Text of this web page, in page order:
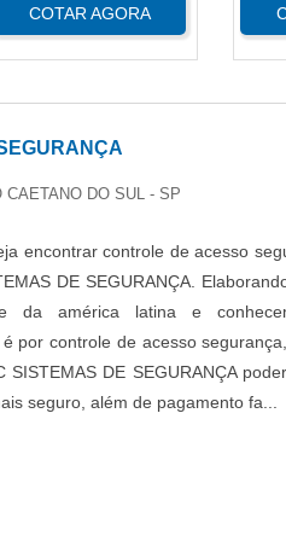
COTAR AGORA
CAETANO DO SUL - SP
encontrar controle de acesso
DE SEGURANÇA.
da américa latina e
por controle de acesso
SISTEMAS DE SEGURANÇA
seguro, além de pagamento fa...